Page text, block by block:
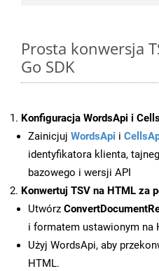
Prosta konwersja
Go SDK
Konfiguracja WordsApi i
Zainicjuj WordsApi i
identyfikatora klienta,
bazowego i wersji API
Konwertuj TSV na HTML za
Utwórz
i formatem ustawionym na
Użyj WordsApi, aby
HTML.